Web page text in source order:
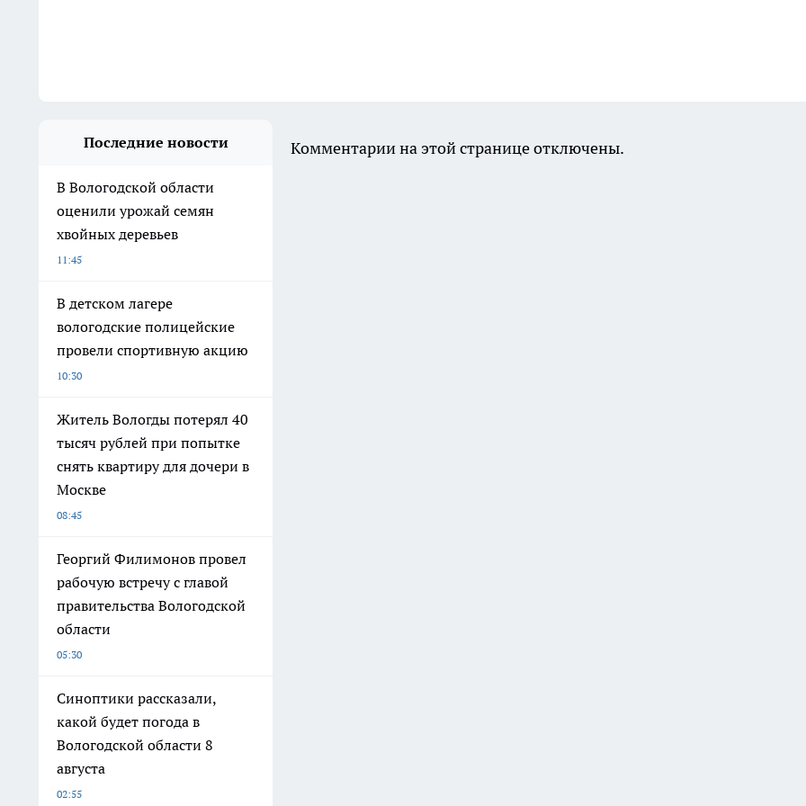
Последние новости
В Вологодской области
оценили урожай семян
хвойных деревьев
11:45
В детском лагере
вологодские полицейские
провели спортивную акцию
10:30
Житель Вологды потерял 40
тысяч рублей при попытке
снять квартиру для дочери в
Москве
08:45
Георгий Филимонов провел
рабочую встречу с главой
правительства Вологодской
области
05:30
Синоптики рассказали,
какой будет погода в
Вологодской области 8
августа
02:55
Комментарии на этой странице отключены.